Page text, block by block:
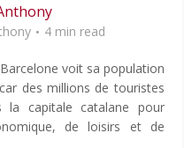
4 min read
voit sa population
des millions de touristes
la capitale catalane pour
de loisirs et de